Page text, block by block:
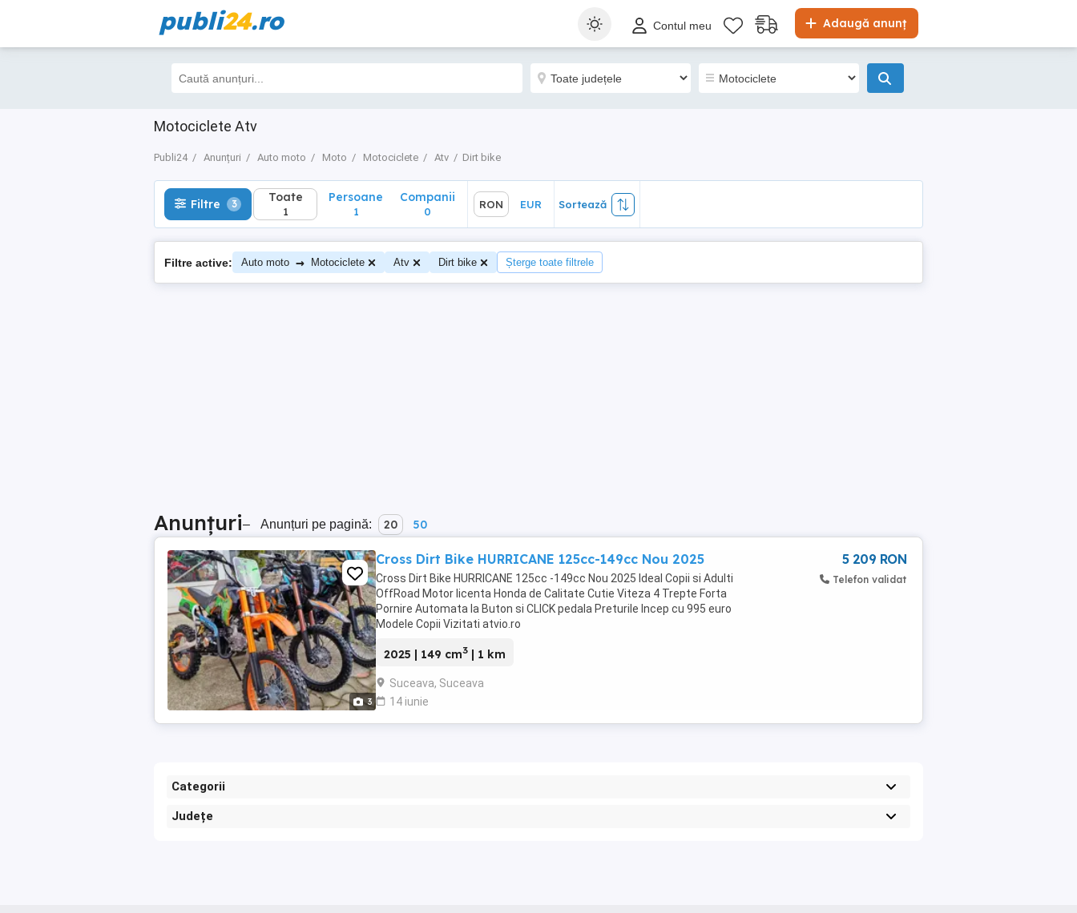
publi24.ro Adaugă anunț
Contul meu
Motociclete Atv
Publi24 Anunțuri Auto moto Moto Motociclete Atv Dirt bike
Filtre 3 Toate
1
Sortează
Filtre 3 Toate
1
Persoane
1
Companii
0
RON EUR Sortează
Filtre active: Auto moto → Motociclete Atv Dirt bike Șterge toate filtrele
Anunțuri– Anunțuri pe pagină: 20 50
3
Cross Dirt Bike HURRICANE 125cc-149cc Nou 2025
Cross Dirt Bike HURRICANE 125cc -149cc Nou 2025 Ideal Copii si Adulti
OffRoad Motor licenta Honda de Calitate Cutie Viteza 4 Trepte Forta
Pornire Automata la Buton si CLICK pedala Preturile Incep cu 995 euro
Modele Copii Vizitati atvio.ro
2025 | 149 cm3 | 1 km
Suceava, Suceava
14 iunie
5 209 RON
Telefon validat
Categorii
Județe